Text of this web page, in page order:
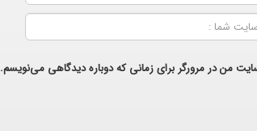
من در مرورگر برای زمانی که دوباره دیدگاهی می‌نویسم.